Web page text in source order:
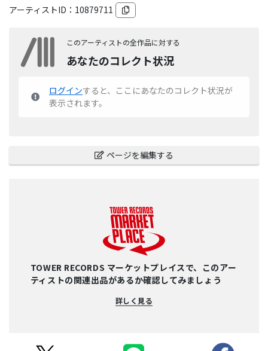
アーティストID： 10879711
このアーティストの全作品に対する
あなたのコレクト状況
ログインすると、ここにあなたのコレクト状況が
表示されます。
ページを編集する
TOWER RECORDS マーケットプレイスで、このアー
ティストの関連出品があるか確認してみましょう
詳しく見る